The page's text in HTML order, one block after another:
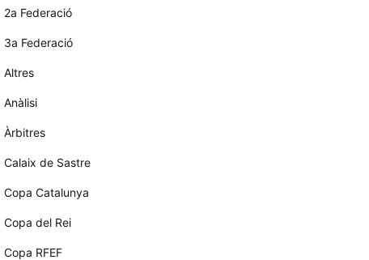
2a Federació
3a Federació
Altres
Anàlisi
Àrbitres
Calaix de Sastre
Copa Catalunya
Copa del Rei
Copa RFEF